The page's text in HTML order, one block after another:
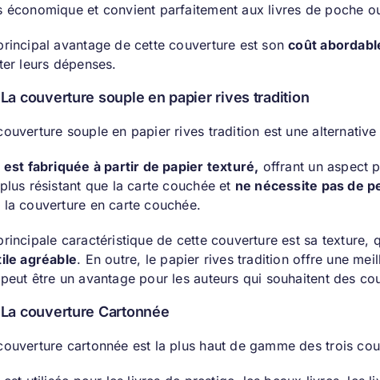
économique et convient parfaitement aux livres de poche
avantage de cette couverture est soncoût
leurs dépenses.
La couverture souple en papier rives tradition
souple en papier rives tradition est une
est fabriquée à partir de papier texturé, offrant un aspect
résistant que la carte couchée et ne nécessite pas de
la couverture en carte couchée.
caractéristique de cette couverture est sa texture,
agréable. En outre, le papier rives tradition offre une
être un avantage pour les auteurs qui souhaitent des
La couverture Cartonnée
cartonnée est la plus haut de gamme des trois